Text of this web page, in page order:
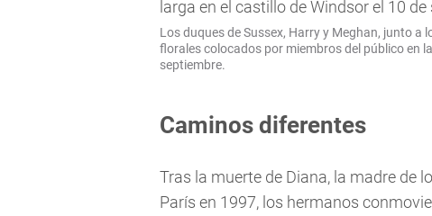
Los duques de Sussex, Harry y Meghan, junto a
florales colocados por miembros del público en
septiembre.
Caminos diferentes
Tras la muerte de Diana, la madre de
París en 1997, los hermanos